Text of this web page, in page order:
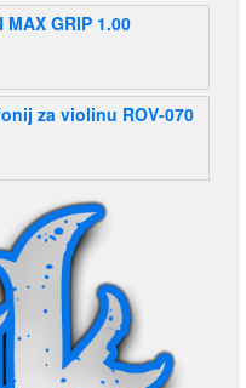
MAX GRIP 1.00
za violinu ROV-070